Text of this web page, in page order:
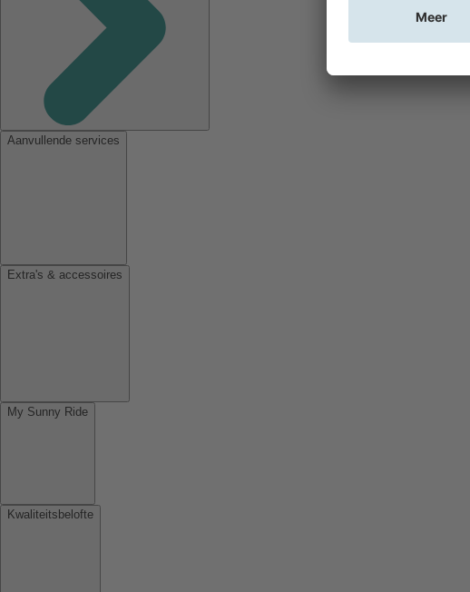
Aanvullende services
Extra's & accessoires
My Sunny Ride
Kwaliteitsbelofte